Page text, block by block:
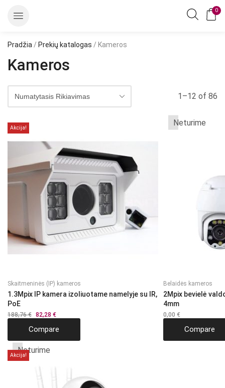
0
Pradžia / Prekių katalogas / Kameros
Kameros
1–12 of 86
Akcija!
Skaitmeninės (IP) kameros
1.3Mpix IP kamera izoliuotame namelyje su IR,
PoE
188,76€ Original
was:
188,76 €.
82,28 €
is:
Compare
Neturime
Belaidės kameros
2Mpix bevielė
4mm
0,00 €
Compare
Akcija!
Neturime